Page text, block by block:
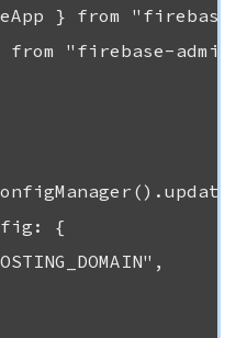
} from "firebase-
"firebase-
{